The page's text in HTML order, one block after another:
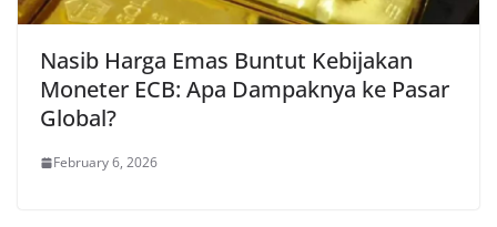
Nasib Harga Emas Buntut Kebijakan
Moneter ECB: Apa Dampaknya ke Pasar
Global?
February 6, 2026